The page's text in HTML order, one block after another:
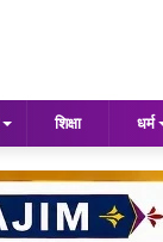
शिक्षा धर्म